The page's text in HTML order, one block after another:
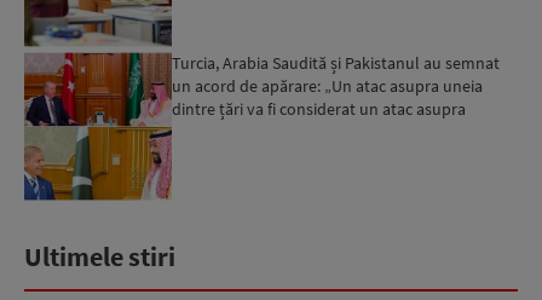
Turcia, Arabia Saudită și Pakistanul au semnat
un acord de apărare: „Un atac asupra uneia
dintre țări va fi considerat un atac asupra
Ultimele stiri